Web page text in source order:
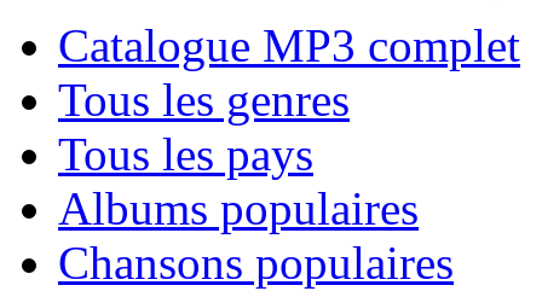
Catalogue MP3 complet
Tous les genres
Tous les pays
Albums populaires
Chansons populaires